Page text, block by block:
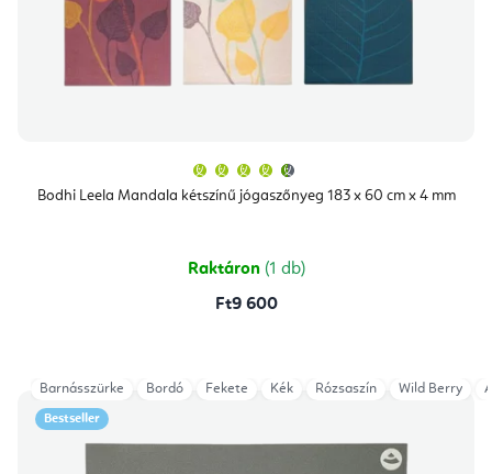
Bodhi Leela Mandala kétszínű jógaszőnyeg 183 x 60 cm x 4 mm
átlagos
értékelése
csillag.
Raktáron (1 db)
Ft9 600
Bestseller
Barnásszürke Bordó Fekete Kék Rózsaszín Wild Berry